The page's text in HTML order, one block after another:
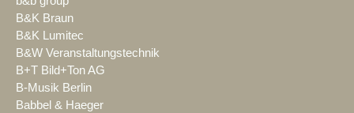
B&K Braun
B&K Lumitec
B&W Veranstaltungstechnik
B+T Bild+Ton AG
B-Musik Berlin
Babbel & Haeger